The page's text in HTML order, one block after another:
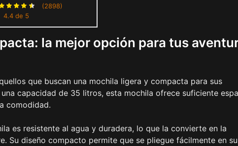
L, Mochila deportiva
para exteriores
4.4 de 5
(2898)
la mejor opción para tus
que buscan una mochila ligera y compacta para sus
capacidad de 35 litros, esta mochila ofrece suficiente
comodidad.
es resistente al agua y duradera, lo que la convierte en la
Su diseño compacto permite que se pliegue fácilmente en su